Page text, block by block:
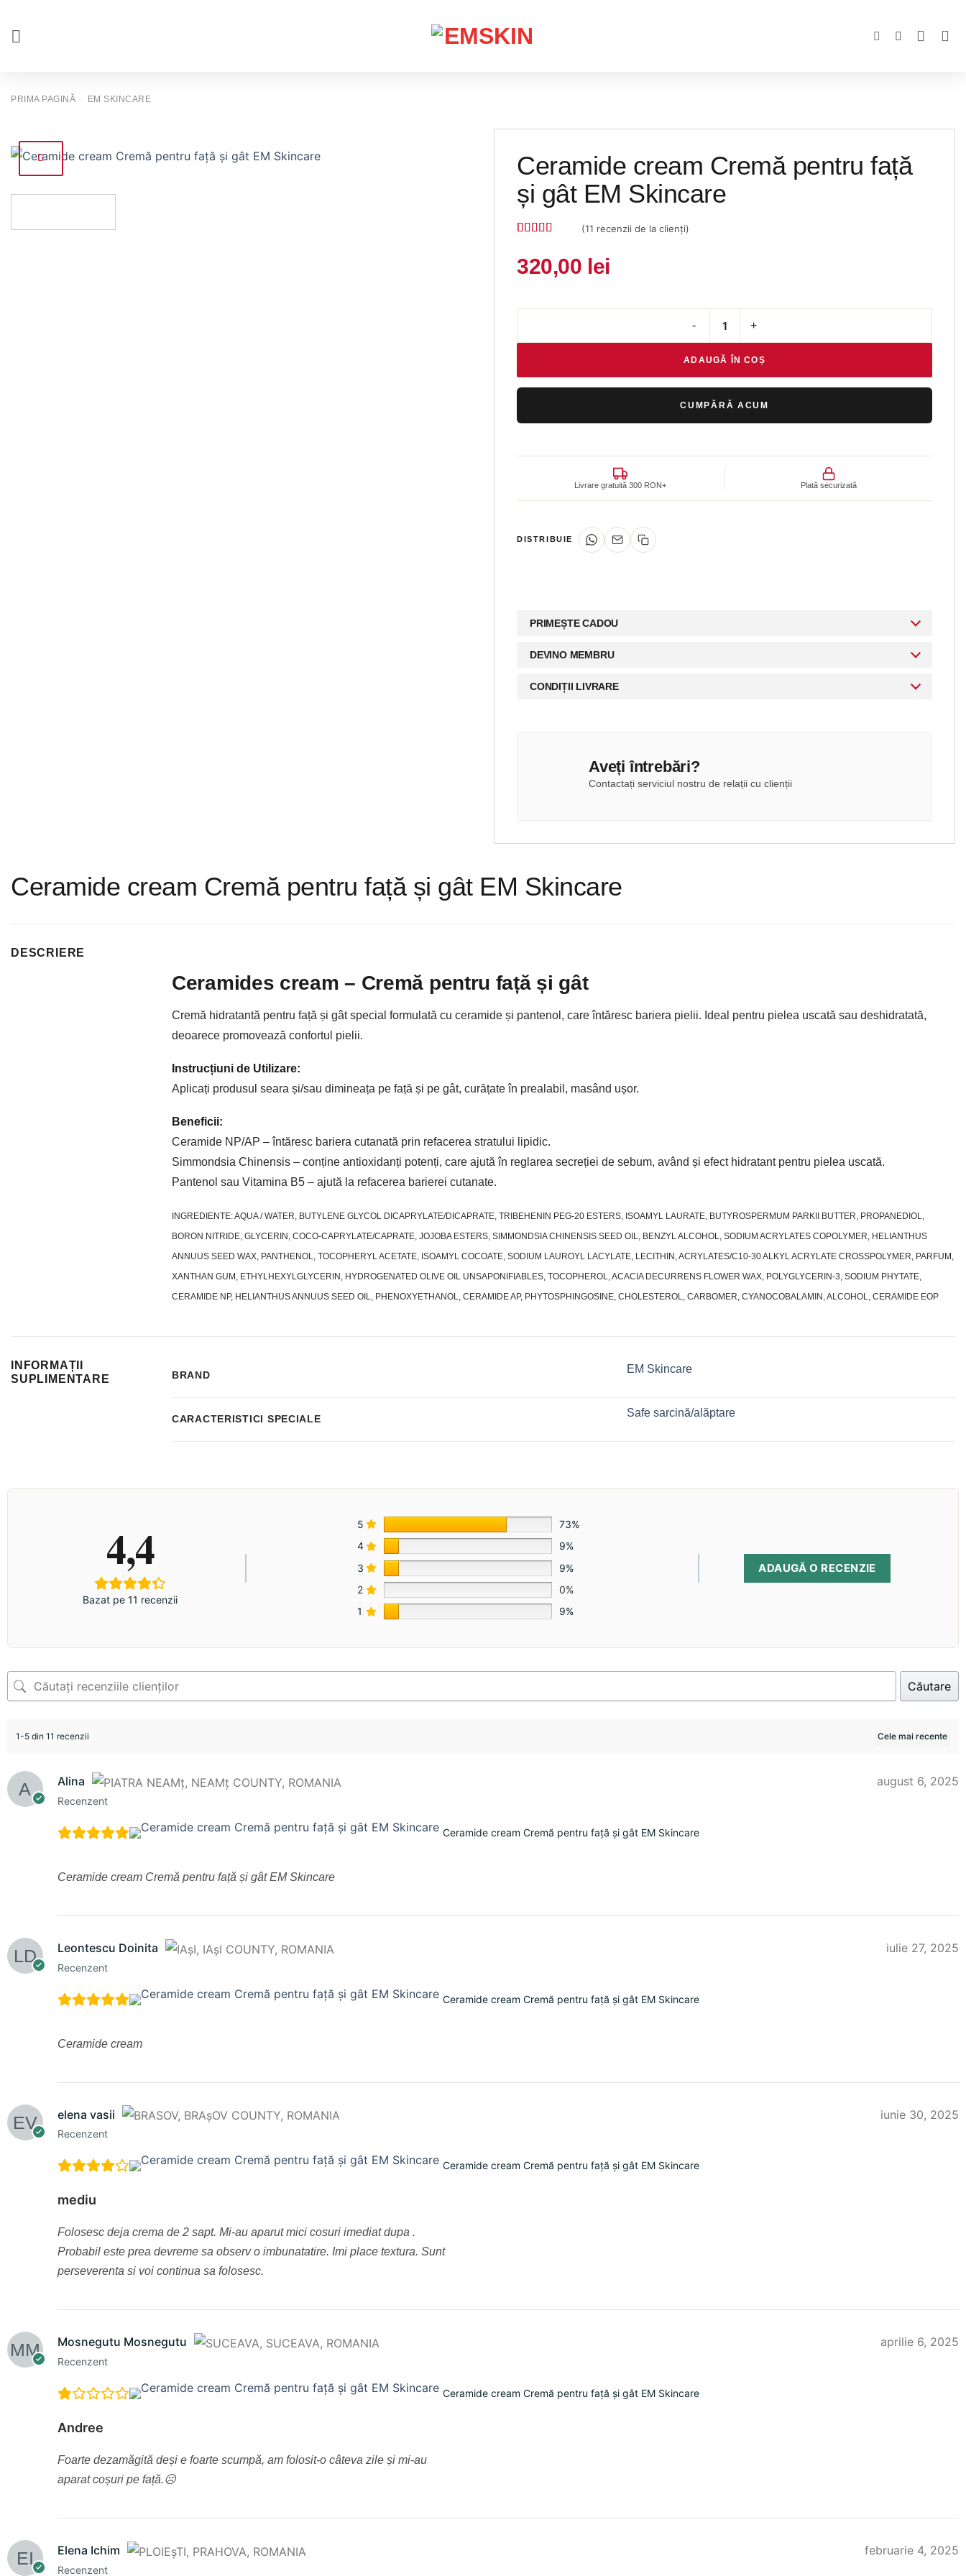
conținut
PRIMA PAGINĂ EM SKINCARE
Ceramide cream Cremă pentru față
și gât EM Skincare
4.36din 5
pe baza a
evaluări de
(11 recenzii de la clienți)
320,00 lei
Cantitate Ceramide cream Cremă pentru față și gât EM
ADAUGĂ ÎN COȘ
CUMPĂRĂ ACUM
Livrare gratuită 300 RON+ Plată securizată
DISTRIBUIE
PRIMEȘTE CADOU
DEVINO MEMBRU
CONDIȚII LIVRARE
Aveți întrebări?
Contactați serviciul nostru de relații cu clienții
Ceramide cream Cremă pentru față și gât EM Skincare
DESCRIERE
Ceramides cream – Cremă pentru față și gât
Cremă hidratantă pentru față și gât special formulată cu ceramide și pantenol, care întăresc bariera pielii. Ideal pentru pielea uscată sau deshidratată,
deoarece promovează confortul pielii.
Instrucțiuni de Utilizare:
Aplicați produsul seara și/sau dimineața pe față și pe gât, curățate în prealabil, masând ușor.
Beneficii:
Ceramide NP/AP – întăresc bariera cutanată prin refacerea stratului lipidic.
Simmondsia Chinensis – conține antioxidanți potenți, care ajută în reglarea secreției de sebum, având și efect hidratant pentru pielea uscată.
Pantenol sau Vitamina B5 – ajută la refacerea barierei cutanate.
INGREDIENTE: AQUA / WATER, BUTYLENE GLYCOL DICAPRYLATE/DICAPRATE, TRIBEHENIN PEG-20 ESTERS, ISOAMYL LAURATE, BUTYROSPERMUM PARKII BUTTER, PROPANEDIOL,
BORON NITRIDE, GLYCERIN, COCO-CAPRYLATE/CAPRATE, JOJOBA ESTERS, SIMMONDSIA CHINENSIS SEED OIL, BENZYL ALCOHOL, SODIUM ACRYLATES COPOLYMER, HELIANTHUS
ANNUUS SEED WAX, PANTHENOL, TOCOPHERYL ACETATE, ISOAMYL COCOATE, SODIUM LAUROYL LACYLATE, LECITHIN, ACRYLATES/C10-30 ALKYL ACRYLATE CROSSPOLYMER, PARFUM,
XANTHAN GUM, ETHYLHEXYLGLYCERIN, HYDROGENATED OLIVE OIL UNSAPONIFIABLES, TOCOPHEROL, ACACIA DECURRENS FLOWER WAX, POLYGLYCERIN-3, SODIUM PHYTATE,
CERAMIDE NP, HELIANTHUS ANNUUS SEED OIL, PHENOXYETHANOL, CERAMIDE AP, PHYTOSPHINGOSINE, CHOLESTEROL, CARBOMER, CYANOCOBALAMIN, ALCOHOL, CERAMIDE EOP
INFORMAȚII
SUPLIMENTARE
BRAND EM Skincare
CARACTERISTICI SPECIALE Safe sarcină/alăptare
4,4
Bazat pe 11 recenzii
5
73%
4
9%
3
9%
2
0%
1
9%
ADAUGĂ O RECENZIE
Căutare
1-5 din 11 recenzii
Alina
Recenzent
august 6, 2025
Ceramide cream Cremă pentru față și gât EM Skincare
Ceramide cream Cremă pentru față și gât EM Skincare
Leontescu Doinita
Recenzent
iulie 27, 2025
Ceramide cream Cremă pentru față și gât EM Skincare
Ceramide cream
elena vasii
Recenzent
iunie 30, 2025
Ceramide cream Cremă pentru față și gât EM Skincare
mediu
Folosesc deja crema de 2 sapt. Mi-au aparut mici cosuri imediat dupa .
Probabil este prea devreme sa observ o imbunatatire. Imi place textura. Sunt
perseverenta si voi continua sa folosesc.
Mosnegutu Mosnegutu
Recenzent
aprilie 6, 2025
Ceramide cream Cremă pentru față și gât EM Skincare
Andree
Foarte dezamăgită deși e foarte scumpă, am folosit-o câteva zile și mi-au
aparat coșuri pe față.☹️
Elena Ichim
Recenzent
februarie 4, 2025